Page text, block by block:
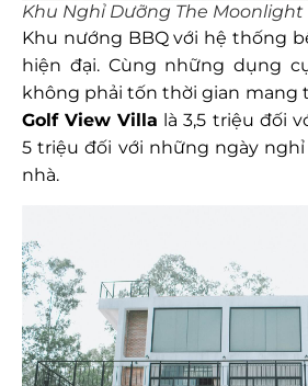
Khu Nghỉ Dưỡng The Moonlight
Khu nướng BBQ với hệ thống
hiện đại. Cùng những dụng
không phải tốn thời gian mang
Golf View Villa là 3,5 triệu đối
5 triệu đối với những ngày
nhà.